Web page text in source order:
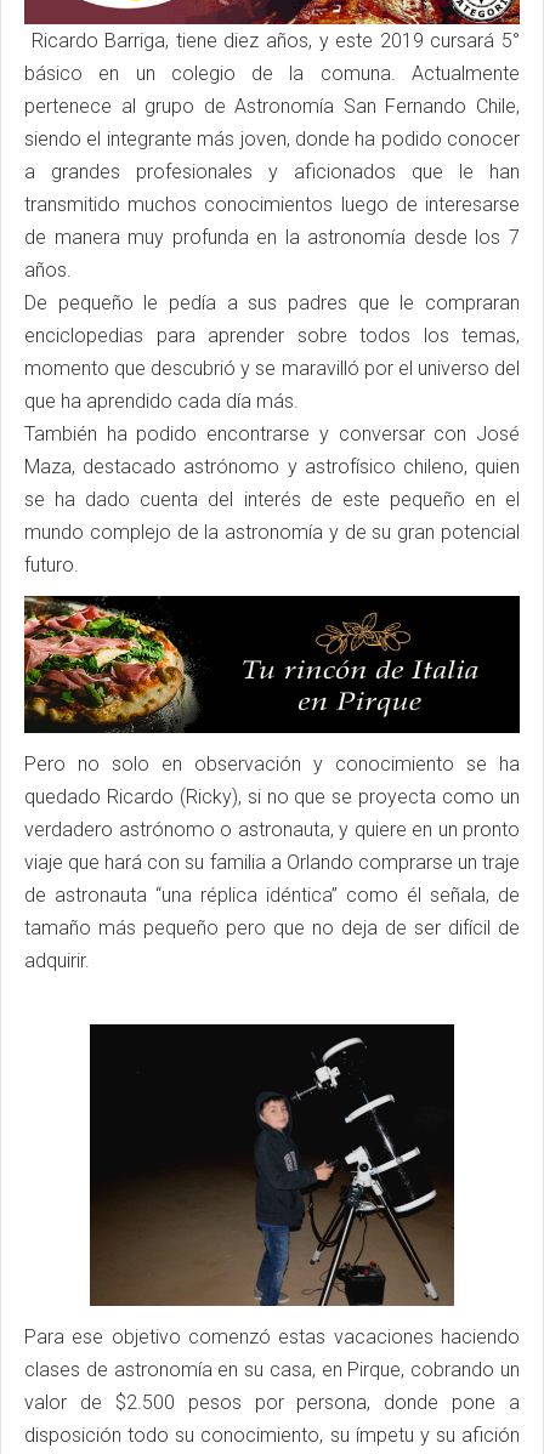
Ricardo Barriga, tiene diez años, y este 2019 cursará 5°
básico en un colegio de la comuna. Actualmente
pertenece al grupo de Astronomía San Fernando Chile,
siendo el integrante más joven, donde ha podido conocer
a grandes profesionales y aficionados que le han
transmitido muchos conocimientos luego de interesarse
de manera muy profunda en la astronomía desde los 7
años.
De pequeño le pedía a sus padres que le compraran
enciclopedias para aprender sobre todos los temas,
momento que descubrió y se maravilló por el universo del
que ha aprendido cada día más.
También ha podido encontrarse y conversar con José
Maza, destacado astrónomo y astrofísico chileno, quien
se ha dado cuenta del interés de este pequeño en el
mundo complejo de la astronomía y de su gran potencial
futuro.
Pero no solo en observación y conocimiento se ha
quedado Ricardo (Ricky), si no que se proyecta como un
verdadero astrónomo o astronauta, y quiere en un pronto
viaje que hará con su familia a Orlando comprarse un traje
de astronauta “una réplica idéntica” como él señala, de
tamaño más pequeño pero que no deja de ser difícil de
adquirir.
Para ese objetivo comenzó estas vacaciones haciendo
clases de astronomía en su casa, en Pirque, cobrando un
valor de $2.500 pesos por persona, donde pone a
disposición todo su conocimiento, su ímpetu y su afición